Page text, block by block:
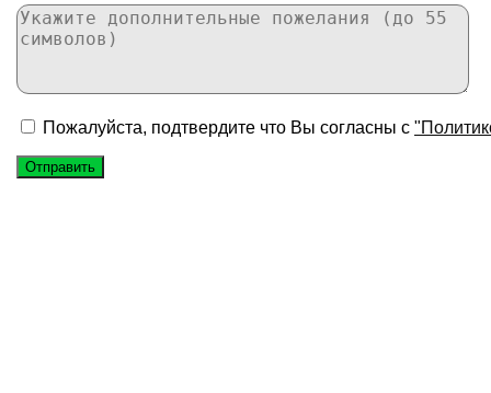
Пожалуйста, подтвердите что Вы согласны с